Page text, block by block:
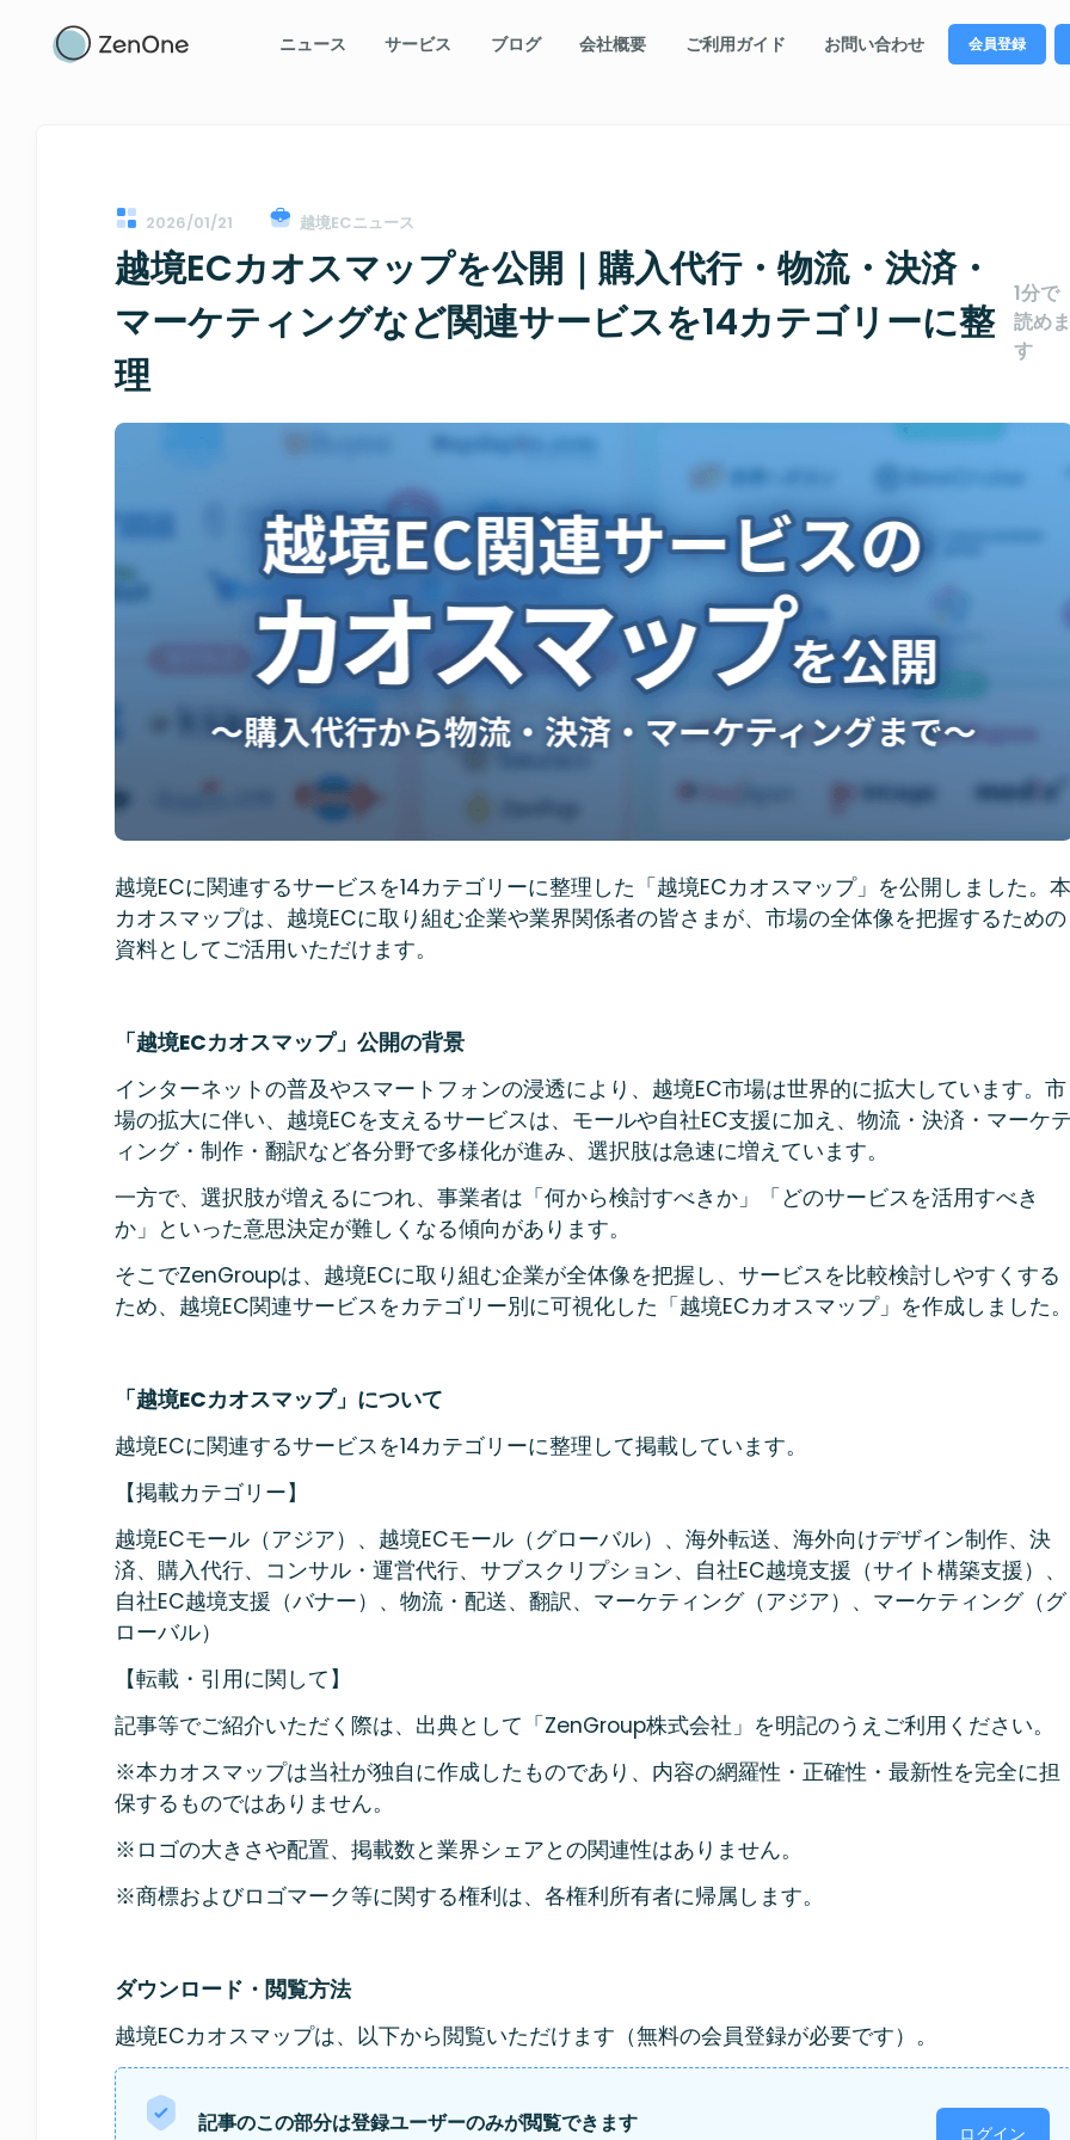
ニュース サービス ブログ 会社概要 ご利用ガイド お問い合わせ 会員登録
2026/01/21 越境ECニュース
越境ECカオスマップを公開｜購入代行・物流・決済・
マーケティングなど関連サービスを14カテゴリーに整
理
1分で
読めま
す
越境ECに関連するサービスを14カテゴリーに整理した「越境ECカオスマップ」を公開しました。本
カオスマップは、越境ECに取り組む企業や業界関係者の皆さまが、市場の全体像を把握するための
資料としてご活用いただけます。
「越境ECカオスマップ」公開の背景
インターネットの普及やスマートフォンの浸透により、越境EC市場は世界的に拡大しています。市
場の拡大に伴い、越境ECを支えるサービスは、モールや自社EC支援に加え、物流・決済・マーケ
ィング・制作・翻訳など各分野で多様化が進み、選択肢は急速に増えています。
一方で、選択肢が増えるにつれ、事業者は「何から検討すべきか」「どのサービスを活用すべき
か」といった意思決定が難しくなる傾向があります。
そこでZenGroupは、越境ECに取り組む企業が全体像を把握し、サービスを比較検討しやすくする
ため、越境EC関連サービスをカテゴリー別に可視化した「越境ECカオスマップ」を作成しました
「越境ECカオスマップ」について
越境ECに関連するサービスを14カテゴリーに整理して掲載しています。
【掲載カテゴリー】
越境ECモール（アジア）、越境ECモール（グローバル）、海外転送、海外向けデザイン制作、決
済、購入代行、コンサル・運営代行、サブスクリプション、自社EC越境支援（サイト構築支援）、
自社EC越境支援（バナー）、物流・配送、翻訳、マーケティング（アジア）、マーケティング（グ
ローバル）
【転載・引用に関して】
記事等でご紹介いただく際は、出典として「ZenGroup株式会社」を明記のうえご利用ください。
※本カオスマップは当社が独自に作成したものであり、内容の網羅性・正確性・最新性を完全に担
保するものではありません。
※ロゴの大きさや配置、掲載数と業界シェアとの関連性はありません。
※商標およびロゴマーク等に関する権利は、各権利所有者に帰属します。
ダウンロード・閲覧方法
越境ECカオスマップは、以下から閲覧いただけます（無料の会員登録が必要です）。
記事のこの部分は登録ユーザーのみが閲覧できます ログイン